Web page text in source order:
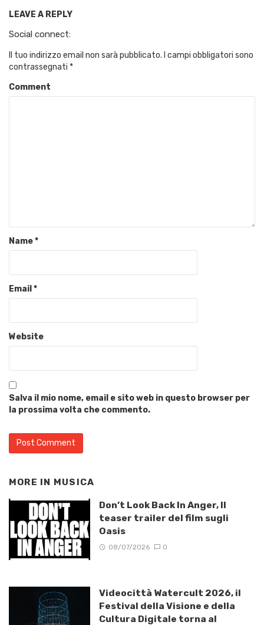
LEAVE A REPLY
Social connect:
Il tuo indirizzo email non sarà pubblicato. I campi obbligatori sono
contrassegnati *
Comment
Name*
Email *
Website
Salva il mio nome, email e sito web in questo browser per
la prossima volta che commento.
MORE IN MUSICA
Don’t Look Back In Anger, Il
teaser trailer del film sugli
Oasis
08/07/2026 0
Videocittà Watercult 2026, il
Festival della Visione e della
Cultura Digitale torna al